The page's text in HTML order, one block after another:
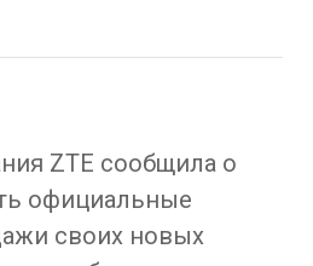
ZTE сообщила о
официальные
своих новых